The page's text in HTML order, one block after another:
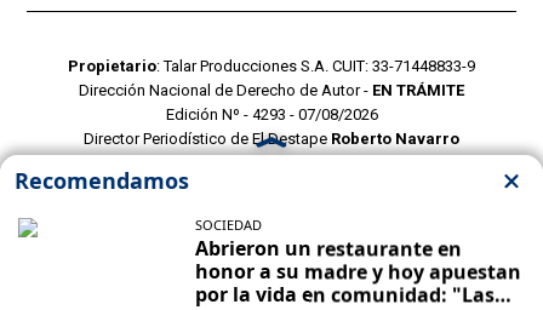
Propietario: Talar Producciones S.A. CUIT: 33-71448833-9
Dirección Nacional de Derecho de Autor - EN TRÁMITE
Edición Nº - 4293 - 07/08/2026
Director Periodístico de El Destape Roberto Navarro
POLITICAS DE PRIVACIDAD
CONTACTO COMERCIAL
CONTACTO EDITORIAL